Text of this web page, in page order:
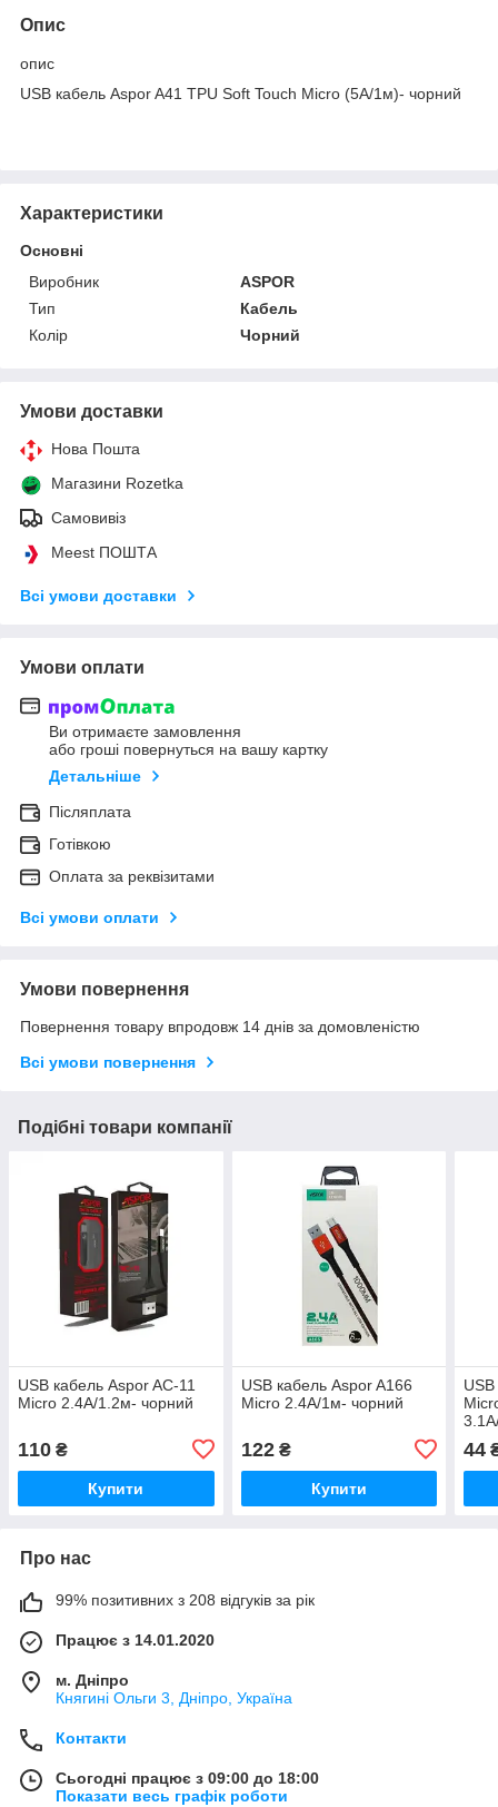
Опис
опис
USB кабель Aspor A41 TPU Soft Touch Micro (5А/1м)- чорний
Характеристики
Основні
Виробник
ASPOR
Тип
Кабель
Колір
Чорний
Умови доставки
Нова Пошта
Магазини Rozetka
Самовивіз
Meest ПОШТА
Всі умови доставки
Умови оплати
Ви отримаєте замовлення
або гроші повернуться на вашу картку
Детальніше
Післяплата
Готівкою
Оплата за реквізитами
Всі умови оплати
Умови повернення
Повернення товару впродовж 14 днів за домовленістю
Всі умови повернення
Подібні товари компанії
USB кабель Aspor AC-11
Micro 2.4A/1.2м- чорний
110 ₴
Купити
USB кабель Aspor A166
Micro 2.4A/1м- чорний
122₴
Купити
44
Про нас
99% позитивних з 208 відгуків за рік
Працює з 14.01.2020
м. Дніпро
Княгині Ольги 3, Дніпро, Україна
Контакти
Сьогодні працює з 09:00 до 18:00
Показати весь графік роботи